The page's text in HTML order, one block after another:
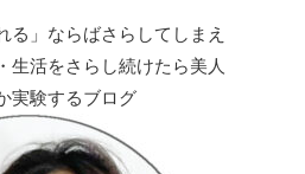
る」ならばさらしてしまえ
活をさらし続けたら美人
実験するブログ